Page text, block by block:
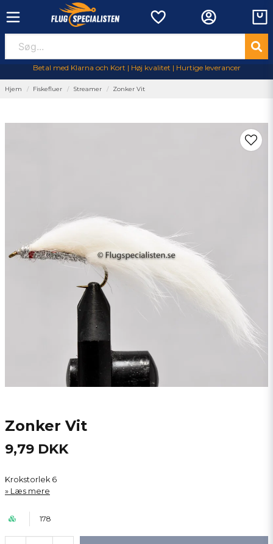
Betal med Klarna och Kort | Høj kvalitet | Hurtige leverancer
Hjem Fiskefluer Streamer Zonker Vit
Zonker Vit
9,79 DKK
Krokstorlek 6
Læs mere
178